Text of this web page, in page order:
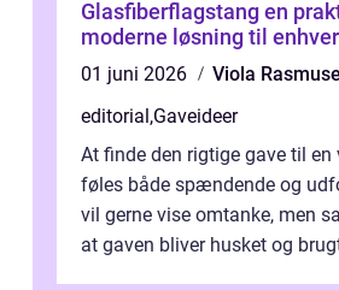
Glasfiberflagstang en praktisk og
moderne løsning til
01 juni 2026
Viola
editorial,Gaveideer
At finde den rigtige gave til en
føles både spændende og
vil gerne vise omtanke, men
at gaven bliver husket og